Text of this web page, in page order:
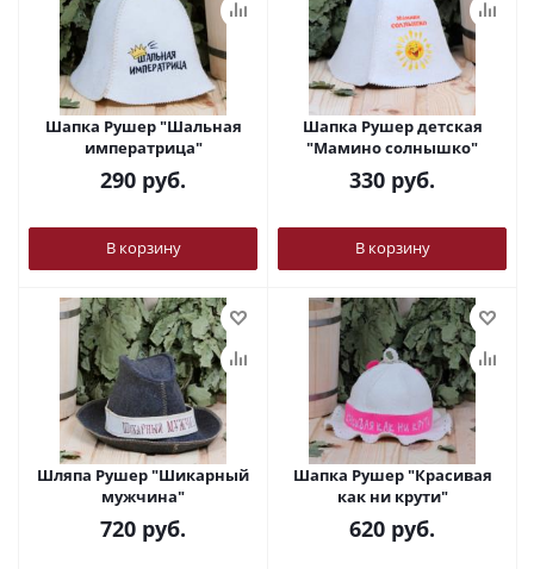
Шапка Рушер "Шальная
императрица"
290 руб.
В корзину
Шапка Рушер детская
"Мамино солнышко"
330 руб.
В корзину
Шляпа Рушер "Шикарный
мужчина"
720 руб.
Шапка Рушер "Красивая
как ни крути"
620 руб.